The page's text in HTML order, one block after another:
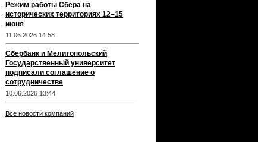
Режим работы Сбера на
исторических территориях 12–15
июня
11.06.2026 14:58
Сбербанк и Мелитопольский
Государственный университет
подписали соглашение о
сотрудничестве
10.06.2026 13:44
Все новости компаний